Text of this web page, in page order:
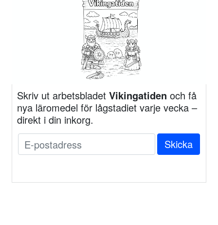
Skriv ut arbetsbladet Vikingatiden och få
nya läromedel för lågstadiet varje vecka –
direkt i din inkorg.